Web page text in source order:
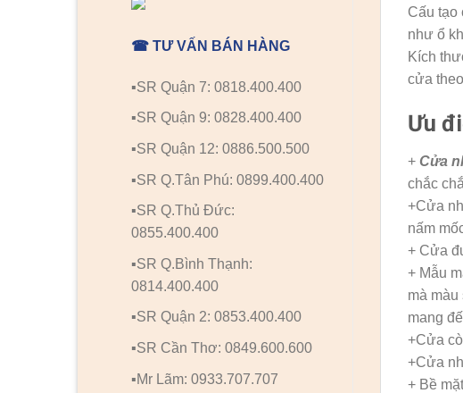
☎ TƯ VẤN BÁN HÀNG
▪️SR Quận 7: 0818.400.400
▪️SR Quận 9: 0828.400.400
▪️SR Quận 12: 0886.500.500
▪️SR Q.Tân Phú: 0899.400.400
▪️SR Q.Thủ Đức:
0855.400.400
▪️SR Q.Bình Thạnh:
0814.400.400
▪️SR Quận 2: 0853.400.400
▪️SR Cần Thơ: 0849.600.600
▪️Mr Lãm: 0933.707.707
Cấu tạo
như ổ
Kích
cửa
Ưu
+ Cửa
chắc
+Cửa
nấm
+ Cửa
+ Mẫu
mà
mang
+Cửa
+Cửa
+ Bề